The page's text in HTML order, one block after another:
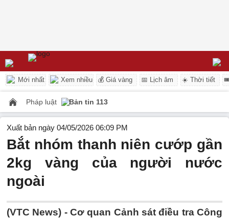
Mới nhất Xem nhiều 💰 Giá vàng 📅 Lịch âm ☀️ Thời tiết
Pháp luật Bản tin 113
Xuất bản ngày 04/05/2026 06:09 PM
Bắt nhóm thanh niên cướp gần
2kg vàng của người nước
ngoài
(VTC News) - Cơ quan Cảnh sát điều tra Công